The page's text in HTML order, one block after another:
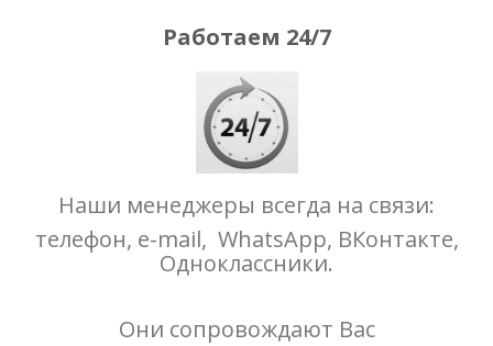
Работаем 24/7
Наши менеджеры всегда на связи:
телефон, e-mail, WhatsApp, ВКонтакте,
Одноклассники.
Они сопровождают Вас